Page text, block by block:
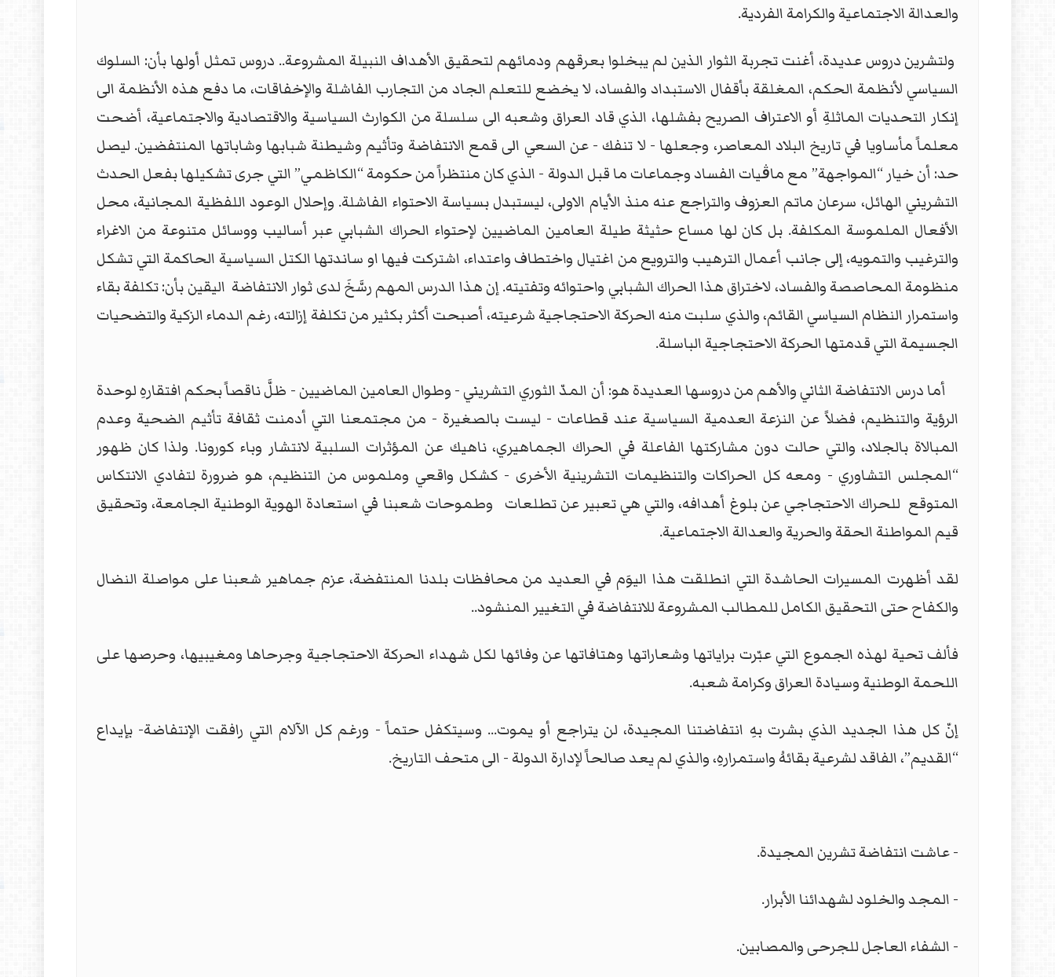
والعدالة الاجتماعية والكرامة الفردية.
ولتشرين دروس عديدة، أغنت تجربة الثوار الذين لم يبخلوا بعرقهم ودمائهم لتحقيق الأهداف النبيلة المشروعة.. دروس تمثل أولها بأن: السلوك
السياسي لأنظمة الحكم، المغلقة بأقفال الاستبداد والفساد، لا يخضع للتعلم الجاد من التجارب الفاشلة والإخفاقات، ما دفع هذه الأنظمة الى
إنكار التحديات الماثلةِ أو الاعتراف الصريح بفشلها، الذي قاد العراق وشعبه الى سلسلة من الكوارث السياسية والاقتصادية والاجتماعية، أضحت
معلماً مأساويا في تاريخ البلاد المعاصر، وجعلها - لا تنفك - عن السعي الى قمع الانتفاضة وتأثيم وشيطنة شبابها وشاباتها المنتفضين. ليصل
حد: أن خيار “المواجهة” مع ماڨيات الفساد وجماعات ما قبل الدولة - الذي كان منتظراً من حكومة “الكاظمي” التي جرى تشكيلها بفعل الحدث
التشريني الهائل، سرعان ماتم العزوف والتراجع عنه منذ الأيام الاولى، ليستبدل بسياسة الاحتواء الفاشلة. وإحلال الوعود اللفظية المجانية، محل
الأفعال الملموسة المكلفة. بل كان لها مساع حثيثة طيلة العامين الماضيين لإحتواء الحراك الشبابي عبر أساليب ووسائل متنوعة من الاغراء
والترغيب والتمويه، إلى جانب أعمال الترهيب والترويع من اغتيال واختطاف واعتداء، اشتركت فيها او ساندتها الكتل السياسية الحاكمة التي تشكل
منظومة المحاصصة والفساد، لاختراق هذا الحراك الشبابي واحتوائه وتفتيته. إن هذا الدرس المهم رسَّخَ لدى ثوار الانتفاضة اليقين بأن: تكلفة بقاء
واستمرار النظام السياسي القائم، والذي سلبت منه الحركة الاحتجاجية شرعيته، أصبحت أكثر بكثير من تكلفة إزالته، رغم الدماء الزكية والتضحيات
الجسيمة التي قدمتها الحركة الاحتجاجية الباسلة.
أما درس الانتفاضة الثاني والأهم من دروسها العديدة هو: أن المدّ الثوري التشريني - وطوال العامين الماضيين - ظلَّ ناقصاً بحكم افتقارهِ لوحدة
الرؤية والتنظيم، فضلاً عن النزعة العدمية السياسية عند قطاعات - ليست بالصغيرة - من مجتمعنا التي أدمنت ثقافة تأثيم الضحية وعدم
المبالاة بالجلاد، والتي حالت دون مشاركتها الفاعلة في الحراك الجماهيري، ناهيك عن المؤثرات السلبية لانتشار وباء كورونا. ولذا كان ظهور
“المجلس التشاوري - ومعه كل الحراكات والتنظيمات التشرينية الأخرى - كشكل واقعي وملموس من التنظيم، هو ضرورة لتفادي الانتكاس
المتوقع للحراك الاحتجاجي عن بلوغ أهدافه، والتي هي تعبير عن تطلعات وطموحات شعبنا في استعادة الهوية الوطنية الجامعة، وتحقيق
قيم المواطنة الحقة والحرية والعدالة الاجتماعية.
لقد أظهرت المسيرات الحاشدة التي انطلقت هذا اليوَم في العديد من محافظات بلدنا المنتفضة، عزم جماهير شعبنا على مواصلة النضال
والكفاح حتى التحقيق الكامل للمطالب المشروعة للانتفاضة في التغيير المنشود..
فألف تحية لهذه الجموع التي عبّرت براياتها وشعاراتها وهتافاتها عن وفائها لكل شهداء الحركة الاحتجاجية وجرحاها ومغيبيها، وحرصها على
اللحمة الوطنية وسيادة العراق وكرامة شعبه.
إنّ كل هذا الجديد الذي بشرت بهِ انتفاضتنا المجيدة، لن يتراجع أو يموت... وسيتكفل حتماً - ورغم كل الآلام التي رافقت الإنتفاضة- بإيداع
“القديم”، الفاقد لشرعية بقائهُ واستمرارهِ، والذي لم يعد صالحاً لإدارة الدولة - الى متحف التاريخ.
- عاشت انتفاضة تشرين المجيدة.
- المجد والخلود لشهدائنا الأبرار.
- الشفاء العاجل للجرحى والمصابين.